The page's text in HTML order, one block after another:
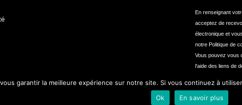
En renseignant
acceptez de
électronique et
notrePolitique de
Vous pouvez vous
l'aide des liens de
garantir la meilleure expérience sur notre site. Si vous continuez à
Ok
En savoir plus